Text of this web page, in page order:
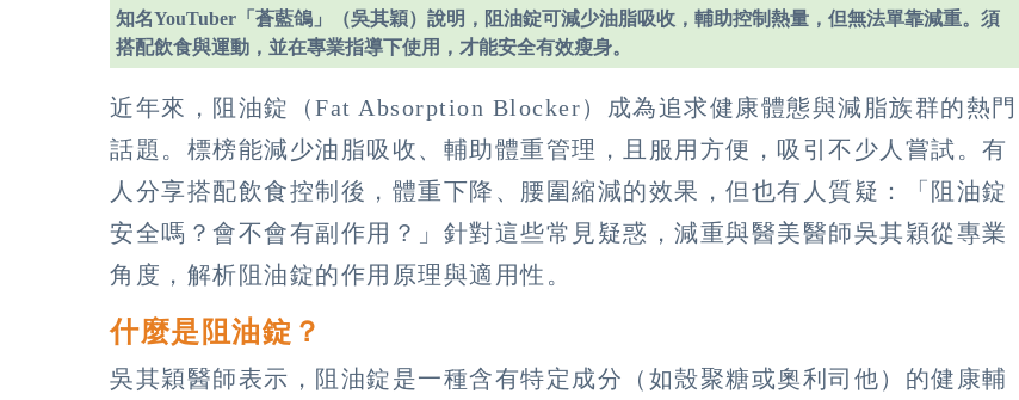
知名YouTuber「蒼藍鴿」（吳其穎）說明，阻油錠可減少油脂吸收，輔助控制熱量，但無法單靠減重。須
搭配飲食與運動，並在專業指導下使用，才能安全有效瘦身。
近年來，阻油錠（Fat Absorption Blocker）成為追求健康體態與減脂族群的熱門
話題。標榜能減少油脂吸收、輔助體重管理，且服用方便，吸引不少人嘗試。有
人分享搭配飲食控制後，體重下降、腰圍縮減的效果，但也有人質疑：「阻油錠
安全嗎？會不會有副作用？」針對這些常見疑惑，減重與醫美醫師吳其穎從專業
角度，解析阻油錠的作用原理與適用性。
什麼是阻油錠？
吳其穎醫師表示，阻油錠是一種含有特定成分（如殼聚糖或奧利司他）的健康輔